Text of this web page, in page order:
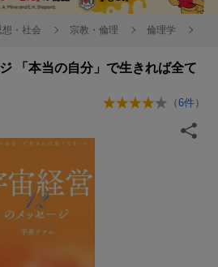
想・社会 宗教・倫理 倫理学
「本当の自分」で生きれば全て
（6件）